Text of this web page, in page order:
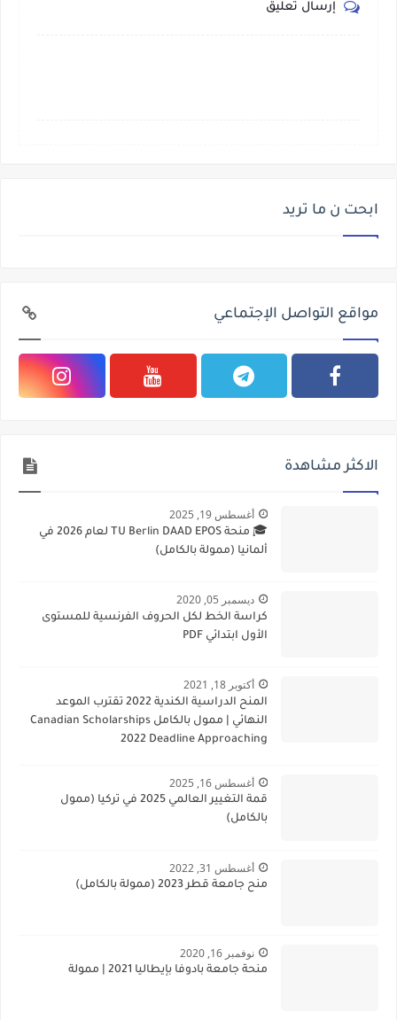
إرسال تعليق
ابحت ن ما تريد
مواقع التواصل الإجتماعي
الاكثر مشاهدة
أغسطس 19, 2025
🎓 منحة TU Berlin DAAD EPOS لعام 2026 في
ألمانيا (ممولة بالكامل)
ديسمبر 05, 2020
كراسة الخط لكل الحروف الفرنسية للمستوى
الأول ابتدائي PDF
أكتوبر 18, 2021
المنح الدراسية الكندية 2022 تقترب الموعد
النهائي | ممول بالكامل Canadian Scholarships
2022 Deadline Approaching
أغسطس 16, 2025
قمة التغيير العالمي 2025 في تركيا (ممول
بالكامل)
أغسطس 31, 2022
منح جامعة قطر 2023 (ممولة بالكامل)
نوفمبر 16, 2020
منحة جامعة بادوفا بإيطاليا 2021 | ممولة